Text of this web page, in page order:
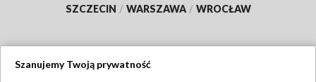
SZCZECIN / WARSZAWA / WROCŁAW
Szanujemy Twoją prywatność